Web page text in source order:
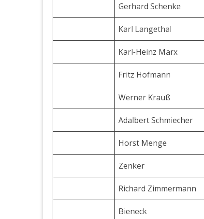
Gerhard Schenke
Karl Langethal
Karl-Heinz Marx
Fritz Hofmann
Werner Krauß
Adalbert Schmiecher
Horst Menge
Zenker
Richard Zimmermann
Bieneck